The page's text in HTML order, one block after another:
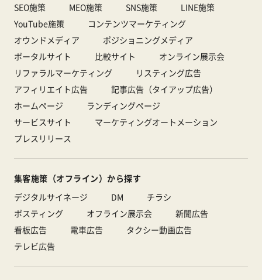
SEO施策
MEO施策 SNS施策
LINE施策
YouTube施策
コンテンツマーケティング
オウンドメディア
ポジショニングメディア
ポータルサイト
比較サイト
オンライン展示会
リファラルマーケティング
リスティング広告
アフィリエイト広告
記事広告（タイアップ広告）
ホームページ
ランディングページ
サービスサイト
マーケティングオートメーション
プレスリリース
集客施策（オフライン）から探す
デジタルサイネージ
DM
チラシ
ポスティング
オフライン展示会
新聞広告
看板広告
電車広告
タクシー動画広告
テレビ広告